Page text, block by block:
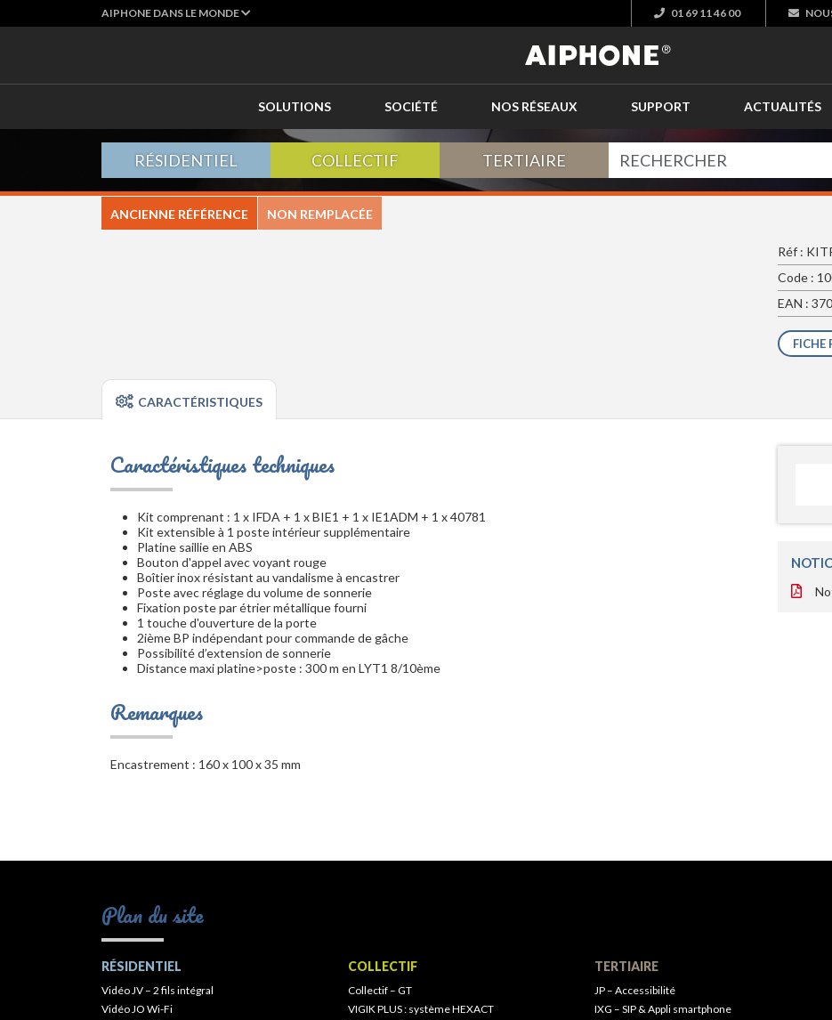
AIPHONE DANS LE MONDE 01 69 11 46 00
SOLUTIONS SOCIÉTÉ NOS RÉSEAUX SUPPORT ACTUALITÉS
RÉSIDENTIEL COLLECTIF TERTIAIRE
ANCIENNE RÉFÉRENCE NON REMPLACÉE
Réf :
Code :
EAN :
FICHE
CARACTÉRISTIQUES
Caractéristiques techniques
Kit comprenant : 1 x IFDA + 1 x BIE1 + 1 x IE1ADM + 1 x 40781
Kit extensible à 1 poste intérieur supplémentaire
Platine saillie en ABS
Bouton d'appel avec voyant rouge
Boîtier inox résistant au vandalisme à encastrer
Poste avec réglage du volume de sonnerie
Fixation poste par étrier métallique fourni
1 touche d'ouverture de la porte
2ième BP indépendant pour commande de gâche
Possibilité d’extension de sonnerie
Distance maxi platine>poste : 300 m en LYT1 8/10ème
Remarques
Encastrement : 160 x 100 x 35 mm
Plan du site
RÉSIDENTIEL
Vidéo JV – 2 fils intégral
Vidéo JO Wi-Fi
COLLECTIF
Collectif – GT
VIGIK PLUS : système HEXACT
TERTIAIRE
JP – Accessibilité
IXG – SIP & Appli smartphone